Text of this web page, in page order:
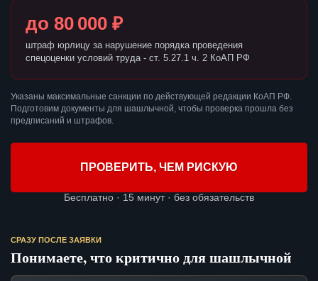
до 80 000 ₽
штраф юрлицу за нарушение порядка проведения
спецоценки условий труда - ст. 5.27.1 ч. 2 КоАП РФ
Указаны максимальные санкции по действующей редакции КоАП РФ.
Подготовим документы для шашлычной, чтобы проверка прошла без
предписаний и штрафов.
ПРОВЕРИТЬ, ЧЕМ РИСКУЮ
Бесплатно · 15 минут · без обязательств
СРАЗУ ПОСЛЕ ЗАЯВКИ
Понимаете, что критично для шашлычной